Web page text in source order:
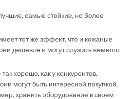
самые стойкие, но более
тот же эффект, что и кожаные
дешевле и могут служить немного
хорошо, как у конкурентов,
могут быть интересной покупкой,
хранить оборудование в своем